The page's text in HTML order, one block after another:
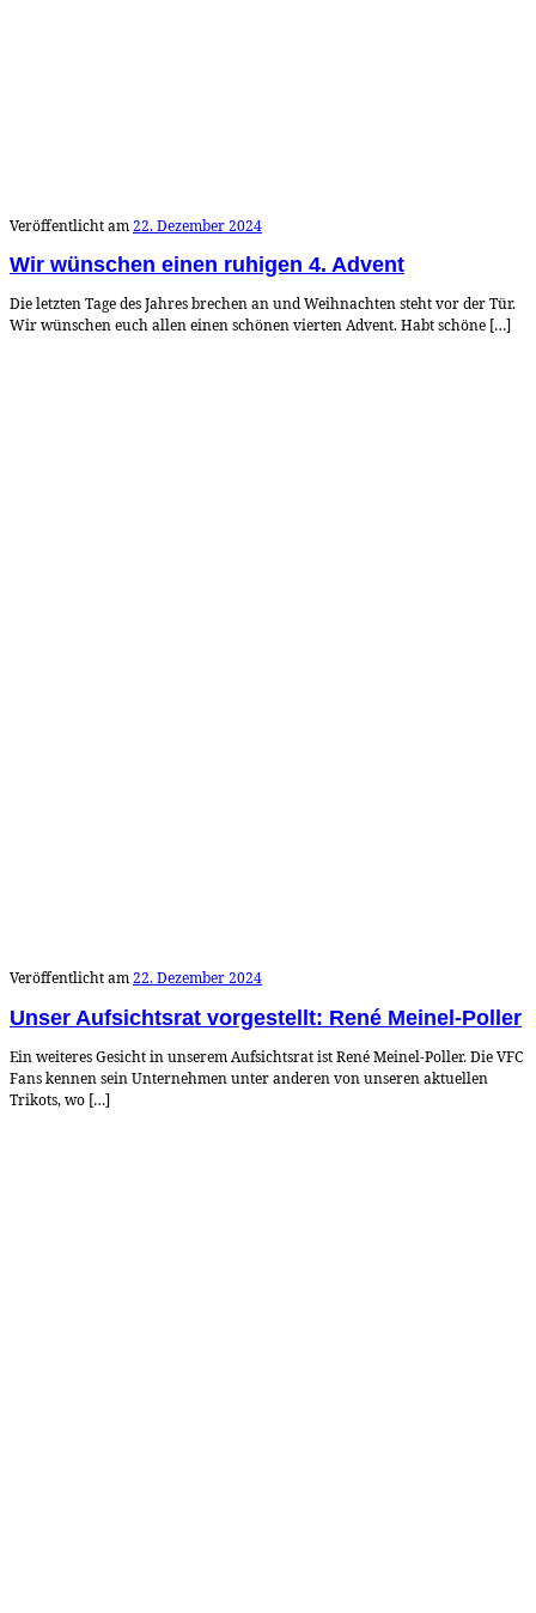
Veröffentlicht am22. Dezember 2024
Wir wünschen einen ruhigen 4. Advent
Die letzten Tage des Jahres brechen an und Weihnachten steht vor der Tür.
Wir wünschen euch allen einen schönen vierten Advent. Habt schöne […]
Veröffentlicht am22. Dezember 2024
Unser Aufsichtsrat vorgestellt: René Meinel-Poller
Ein weiteres Gesicht in unserem Aufsichtsrat ist René Meinel-Poller. Die VFC
Fans kennen sein Unternehmen unter anderen von unseren aktuellen
Trikots, wo […]